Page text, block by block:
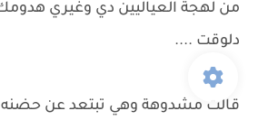
من لهجة العياليين دي وغيري
دلوقت ....
قالت مشدوهة وهي تبتعد عن حضنه